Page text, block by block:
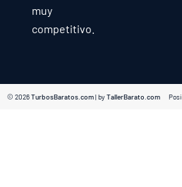
muy
competitivo.
© 2026TurbosBaratos.com| byTallerBarato.com